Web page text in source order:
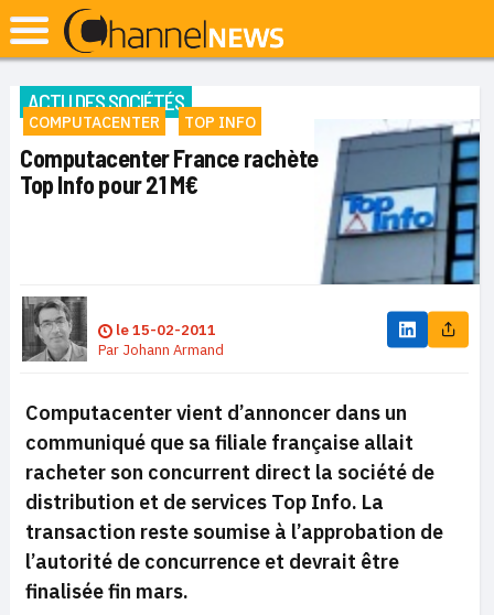
ACTU DES SOCIÉTÉS
COMPUTACENTER TOP INFO
Computacenter France rachète
Top Info pour 21 M€
le15-02-2011
Par Johann Armand
Computacenter vient d’annoncer dans un
communiqué que sa filiale française allait
racheter son concurrent direct la société de
distribution et de services Top Info. La
transaction reste soumise à l’approbation de
l’autorité de concurrence et devrait être
finalisée fin mars.